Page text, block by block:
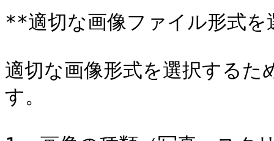
**適切な画像ファイル形式
適切な画像形式を選択する
す。